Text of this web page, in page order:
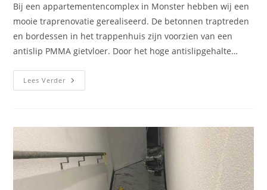
Bij een appartementencomplex in Monster hebben wij een
mooie traprenovatie gerealiseerd. De betonnen traptreden
en bordessen in het trappenhuis zijn voorzien van een
antislip PMMA gietvloer. Door het hoge antislipgehalte…
Lees VerderTraprenovatie
(antislip